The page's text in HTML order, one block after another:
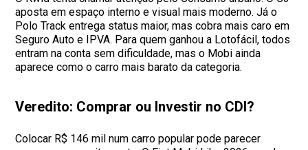
aposta em espaço interno e visual mais moderno. Já o
Polo Track entrega status maior, mas cobra mais caro em
Seguro Auto e IPVA. Para quem ganhou a Lotofácil, todos
entram na conta sem dificuldade, mas o Mobi ainda
aparece como o carro mais barato da categoria.
Veredito: Comprar ou Investir no CDI?
Colocar R$ 146 mil num carro popular pode parecer